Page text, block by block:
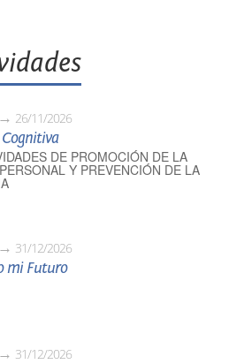
26/11/2026
DE PROMOCIÓN DE LA
Y PREVENCIÓN DE LA
31/12/2026
mi Futuro
31/12/2026